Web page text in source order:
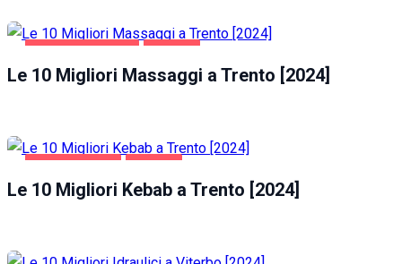
Le 10 Migliori Massaggi a Trento [2024]
Le 10 Migliori Kebab a Trento [2024]